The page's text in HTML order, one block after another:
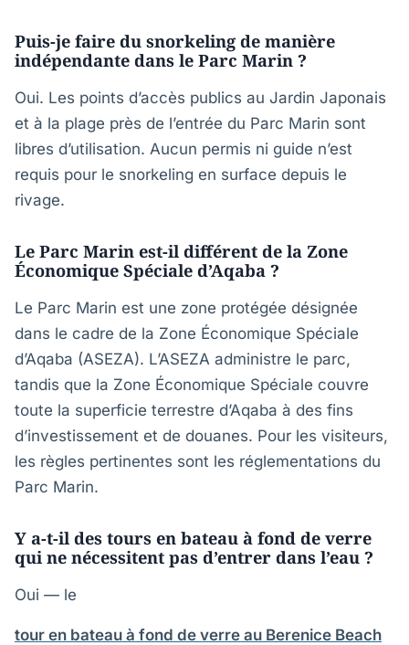
Puis-je faire du snorkeling de manière
indépendante dans le Parc Marin ?
Oui. Les points d’accès publics au Jardin Japonais
et à la plage près de l’entrée du Parc Marin sont
libres d’utilisation. Aucun permis ni guide n’est
requis pour le snorkeling en surface depuis le
rivage.
Le Parc Marin est-il différent de la Zone
Économique Spéciale d’Aqaba ?
Le Parc Marin est une zone protégée désignée
dans le cadre de la Zone Économique Spéciale
d’Aqaba (ASEZA). L’ASEZA administre le parc,
tandis que la Zone Économique Spéciale couvre
toute la superficie terrestre d’Aqaba à des fins
d’investissement et de douanes. Pour les visiteurs,
les règles pertinentes sont les réglementations du
Parc Marin.
Y a-t-il des tours en bateau à fond de verre
qui ne nécessitent pas d’entrer dans l’eau ?
Oui — le
tour en bateau à fond de verre au Berenice Beach